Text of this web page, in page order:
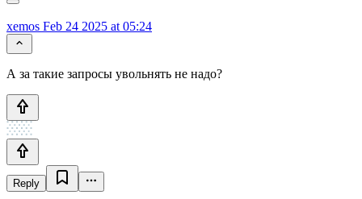
xemos Feb 24 2025 at 05:24
А за такие запросы увольнять не надо?
Reply